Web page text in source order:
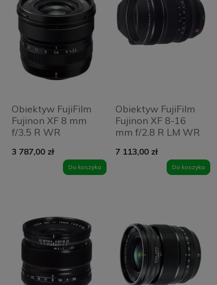
Obiektyw FujiFilm
Fujinon XF 8 mm
f/3.5 R WR
3 787,00 zł
Do koszyka
Obiektyw FujiFilm
Fujinon XF 8-16
mm f/2.8 R LM WR
7 113,00 zł
Do koszyka